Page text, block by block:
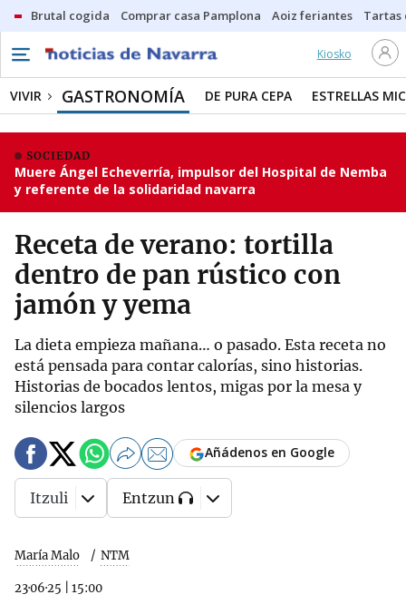
Brutal cogida Comprar casa Pamplona Aoiz feriantes Tartas
Kiosko
VIVIR GASTRONOMÍA DE PURA CEPA ESTRELLAS
SOCIEDAD
Muere Ángel Echeverría, impulsor del Hospital de Nemba
y referente de la solidaridad navarra
Receta de verano: tortilla
dentro de pan rústico con
jamón y yema
La dieta empieza mañana… o pasado. Esta receta no
está pensada para contar calorías, sino historias.
Historias de bocados lentos, migas por la mesa y
silencios largos
María Malo NTM
23·06·25 15:00
Añádenos en Google
Itzuli Entzun